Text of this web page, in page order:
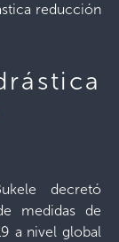
reducción
decretó
medidas de
a nivel global